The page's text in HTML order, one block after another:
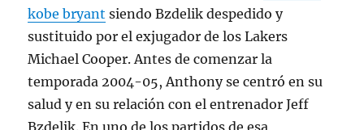
kobe bryant siendo Bzdelik despedido y
sustituido por el exjugador de los Lakers
Michael Cooper. Antes de comenzar la
temporada 2004-05, Anthony se centró en su
salud y en su relación con el entrenador Jeff
Bzdelik. En uno de los partidos de esa